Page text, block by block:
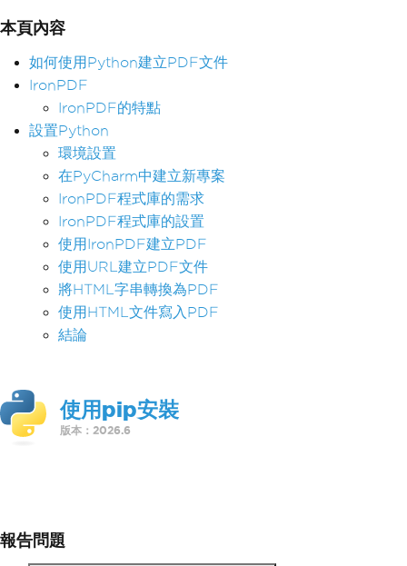
本頁內容
如何使用Python建立PDF文件
IronPDF
IronPDF的特點
設置Python
環境設置
在PyCharm中建立新專案
IronPDF程式庫的需求
IronPDF程式庫的設置
使用IronPDF建立PDF
使用URL建立PDF文件
將HTML字串轉換為PDF
使用HTML文件寫入PDF
結論
使用pip安裝
版本：2026.6
報告問題